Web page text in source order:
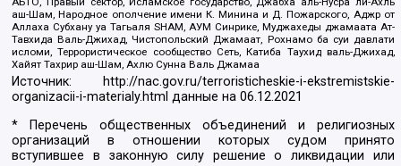
аш-Шам, Народное ополчение имени К. Минина и Д. Пожарского, Аджр от
Аллаха Субхану уа Тагьаля SHAM, АУМ Синрике, Муджахеды джамаата Ат-
Тавхида Валь-Джихад, Чистопольский Джамаат, Рохнамо ба суи давлати
исломи, Террористическое сообщество Сеть, Катиба Таухид валь-Джихад,
Хайят Тахрир аш-Шам, Ахлю Сунна Валь Джамаа
Источник:
http://nac.gov.ru/terroristicheskie-i-ekstremistskie-
organizacii-i-materialy.html данные на06.12.2021
* Перечень общественных объединений и религиозных
организаций в отношении которых судом принято
вступившее в законную силу решение о ликвидации или